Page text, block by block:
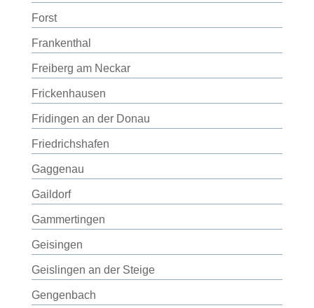
Forst
Frankenthal
Freiberg am Neckar
Frickenhausen
Fridingen an der Donau
Friedrichshafen
Gaggenau
Gaildorf
Gammertingen
Geisingen
Geislingen an der Steige
Gengenbach